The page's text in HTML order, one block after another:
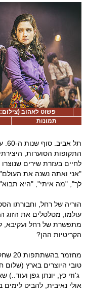
פשוט לאהוב (צילום:
תמונות
התקופות הסוערות,
לחיים בעזרת שירים
"אני ואתה נשנה את
לך", "מה איתי", "היא
הוריה של רחל, וחבורתו
עולמו, מטלטלים את הזוג
מתפשרת של רחל ועקיבא,
הקריטיות ההן?
טובי היוצרים בארץ (שלום
ג'וזי כץ, יונתן גפן
אולי נאיבית, להביט לימים